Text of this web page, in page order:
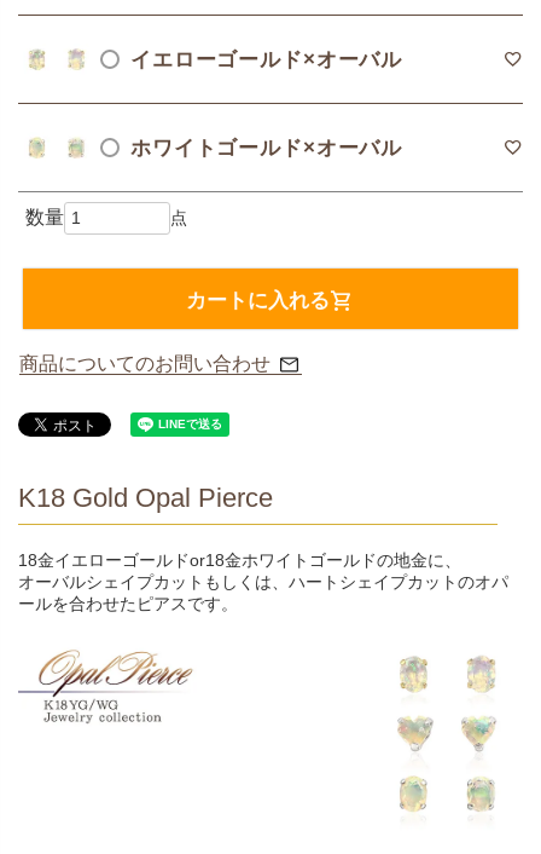
イエローゴールド×オーバル
ホワイトゴールド×オーバル
カートに入れる
商品についてのお問い合わせ
K18 Gold Opal Pierce
18金イエローゴールドor18金ホワイトゴールドの地金に、
オーバルシェイプカットもしくは、ハートシェイプカットのオパ
ールを合わせたピアスです。